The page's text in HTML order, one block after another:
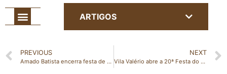
ARTIGOS
PREVIOUS
Amado Batista encerra festa de 46 anos de Marilândia neste domingo
NEXT
Vila Valério abre a 20ª Festa do Café com show nacional de João Bosco & Vinícius nesta sexta-feira